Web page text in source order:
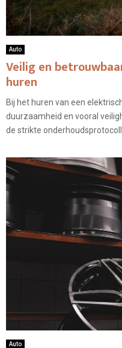
Auto
Veilig en
huren
Bij het huren van een
duurzaamheid en vooral
de strikte
Auto